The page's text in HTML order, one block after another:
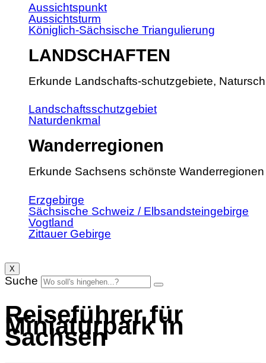
Aussichtspunkt
Aussichtsturm
Königlich-Sächsische Triangulierung
LANDSCHAFTEN
Erkunde Landschafts-schutzgebiete,
Landschaftsschutzgebiet
Naturdenkmal
Wanderregionen
Erkunde Sachsens schönste Wanderregionen
Erzgebirge
Sächsische Schweiz / Elbsandsteingebirge
Vogtland
Zittauer Gebirge
X
Suche
Reiseführer für
Miniaturpark in
Sachsen